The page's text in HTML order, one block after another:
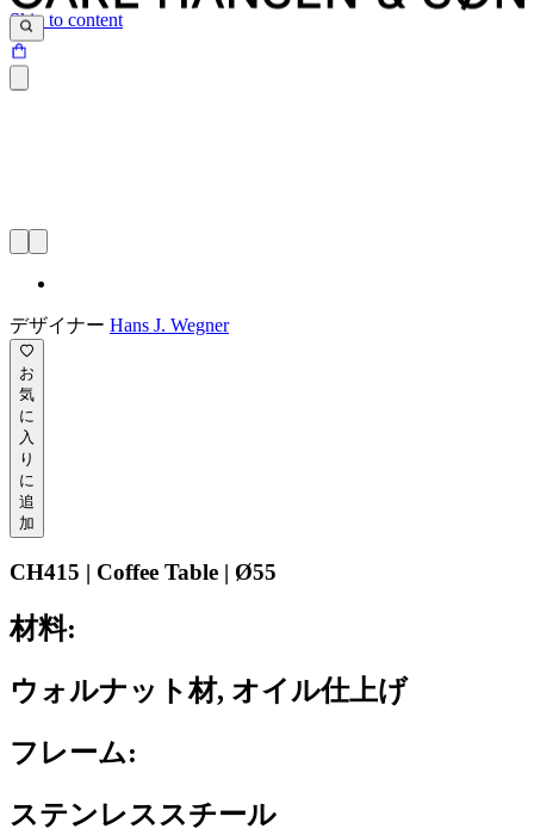
Skip to content
デザイナー Hans J. Wegner
お
気
に
入
り
に
追
加
CH415 | Coffee Table | Ø55
材料:
ウォルナット材, オイル仕上げ
フレーム:
ステンレススチール